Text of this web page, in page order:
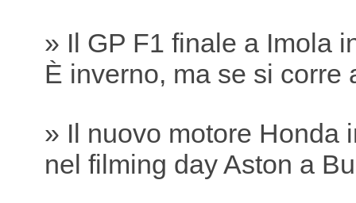
» Il GP F1 finale a Imola
È inverno, ma se si corre
» Il nuovo motore Honda
nel filming day Aston a